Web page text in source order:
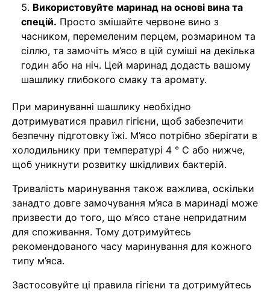
Використовуйте маринад на основі вина та
спецій. Просто змішайте червоне вино з
часником, перемеленим перцем, розмарином та
сіллю, та замочіть м’ясо в цій суміші на декілька
годин або на ніч. Цей маринад додасть вашому
шашлику глибокого смаку та аромату.
При маринуванні шашлику необхідно
дотримуватися правил гігієни, щоб забезпечити
безпечну підготовку їжі. М’ясо потрібно зберігати в
холодильнику при температурі 4 ° C або нижче,
щоб уникнути розвитку шкідливих бактерій.
Тривалість маринування також важлива, оскільки
занадто довге замочування м’яса в маринаді може
призвести до того, що м’ясо стане непридатним
для споживання. Тому дотримуйтесь
рекомендованого часу маринування для кожного
типу м’яса.
Застосовуйте ці правила гігієни та дотримуйтесь